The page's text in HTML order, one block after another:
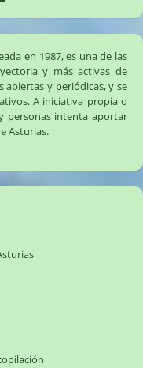
en 1987, es una de las
y más activas de
abiertas y periódicas, y se
A iniciativa propia o
personas intenta aportar
Asturias.